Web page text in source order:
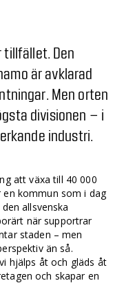
tillfället. Den
är avklarad
Men orten
divisionen – i
industri.
att växa till 40 000
kommun som i dag
allsvenska
när supportrar
staden – men
än så.
hjälps åt och gläds åt
och skapar en